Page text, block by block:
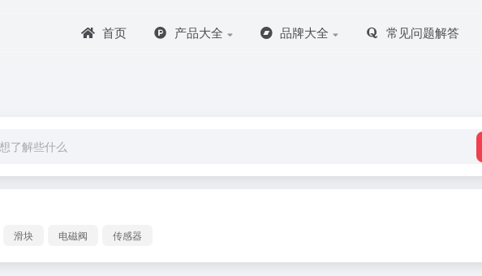
首页 产品大全 品牌大全 常见问题解答
滑块 电磁阀 传感器